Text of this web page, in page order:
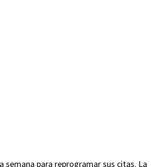
para reprogramar sus citas. La